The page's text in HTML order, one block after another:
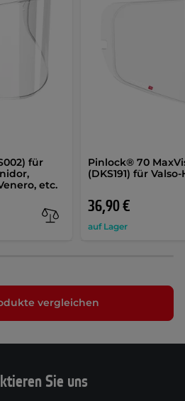
für
etc.
Pinlock® 70
(DKS191) für
36,90 €
auf Lager
vergleichen
Sie uns